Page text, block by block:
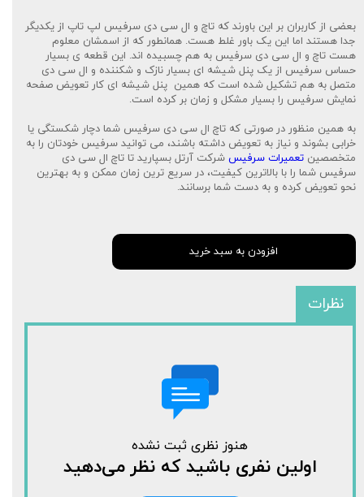
بعضی از کاربران بر این باورند که تاچ و ال سی دی سرفیس لپ تاپ از یکدیگر
جدا هستند اما این یک باور غلط هست. همانطور که از اسمشان معلوم
هست تاچ و ال سی دی سرفیس به هم چسبیده اند. این قطعه ی بسیار
حساس سرفیس از یک پنل شیشه ای بسیار نازک و شکننده و ال سی دی
متصل به هم تشکیل شده است که همین پنل شیشه ای کار تعویض صفحه
نمایش سرفیس را بسیار مشکل و زمان بر کرده است.
به همین منظور در صورتی که تاچ ال سی دی سرفیس شما دچار شکستگی یا
خرابی بشوند و نیاز به تعویض داشته باشند، می توانید سرفیس خودتان را به
متخصصین تعمیرات سرفیس شرکت آرتل بسپارید تا تاچ ال سی دی
سرفیس شما را با بالاترین کیفیت، در سریع ترین زمان ممکن و به بهترین
نحو تعویض کرده و به دست شما برسانند.
افزودن به سبد خرید
نظرات
هنوز نظری ثبت نشده
اولین نفری باشید که نظر می‌دهید